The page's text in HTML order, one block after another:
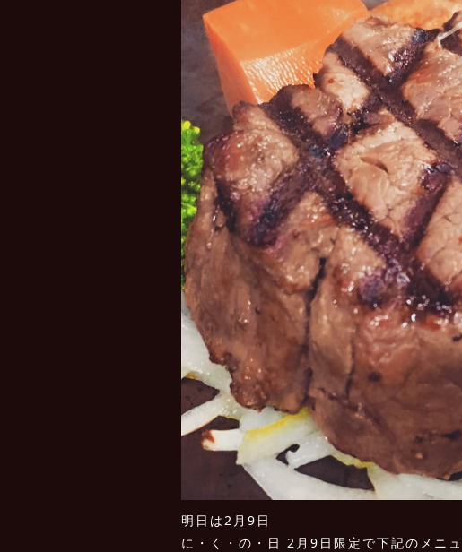
明日は2月9日️
に・く・の・日 2月9日限定で下記のメニ